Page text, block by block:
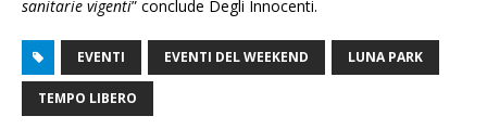
sanitarie vigenti” conclude Degli Innocenti.
EVENTI EVENTI DEL WEEKEND LUNA PARK
TEMPO LIBERO